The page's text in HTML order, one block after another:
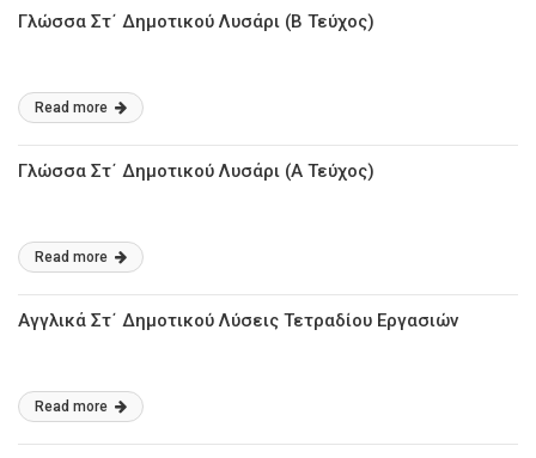
Γλώσσα Στ΄ Δημοτικού Λυσάρι (Β Τεύχος)
Read more
Γλώσσα Στ΄ Δημοτικού Λυσάρι (Α Τεύχος)
Read more
Αγγλικά Στ΄ Δημοτικού Λύσεις Τετραδίου Εργασιών
Read more